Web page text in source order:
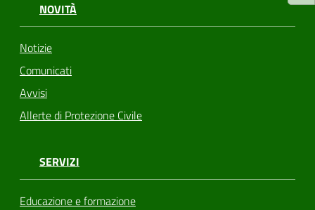
NOVITÀ
Notizie
Comunicati
Avvisi
Allerte di Protezione Civile
SERVIZI
Educazione e formazione